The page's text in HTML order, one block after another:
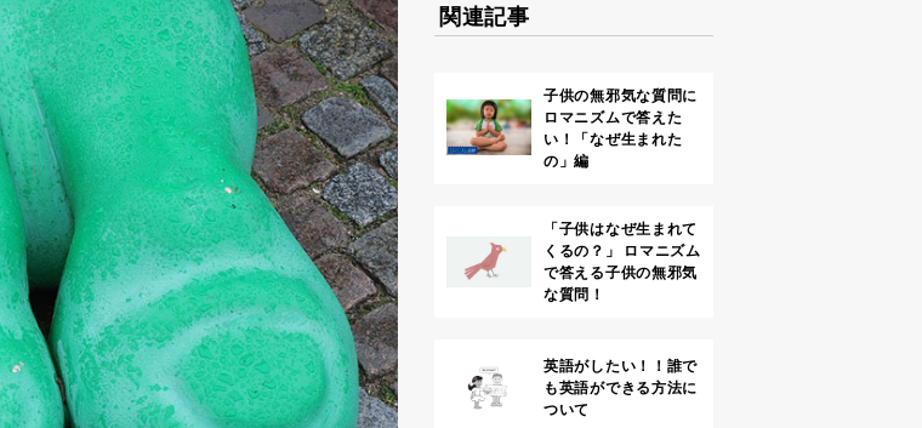
関連記事
子供の無邪気な質問に
ロマニズムで答えた
い！「なぜ生まれた
の」編
「子供はなぜ生まれて
くるの？」 ロマニズム
で答える子供の無邪気
な質問！
英語がしたい！！誰で
も英語ができる方法に
ついて